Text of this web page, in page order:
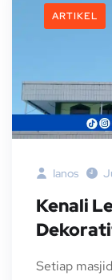
ARTIKEL
Ianos
Kenali
Setiap